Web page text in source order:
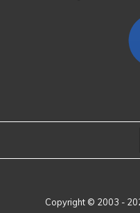
Copyright © 2003 -